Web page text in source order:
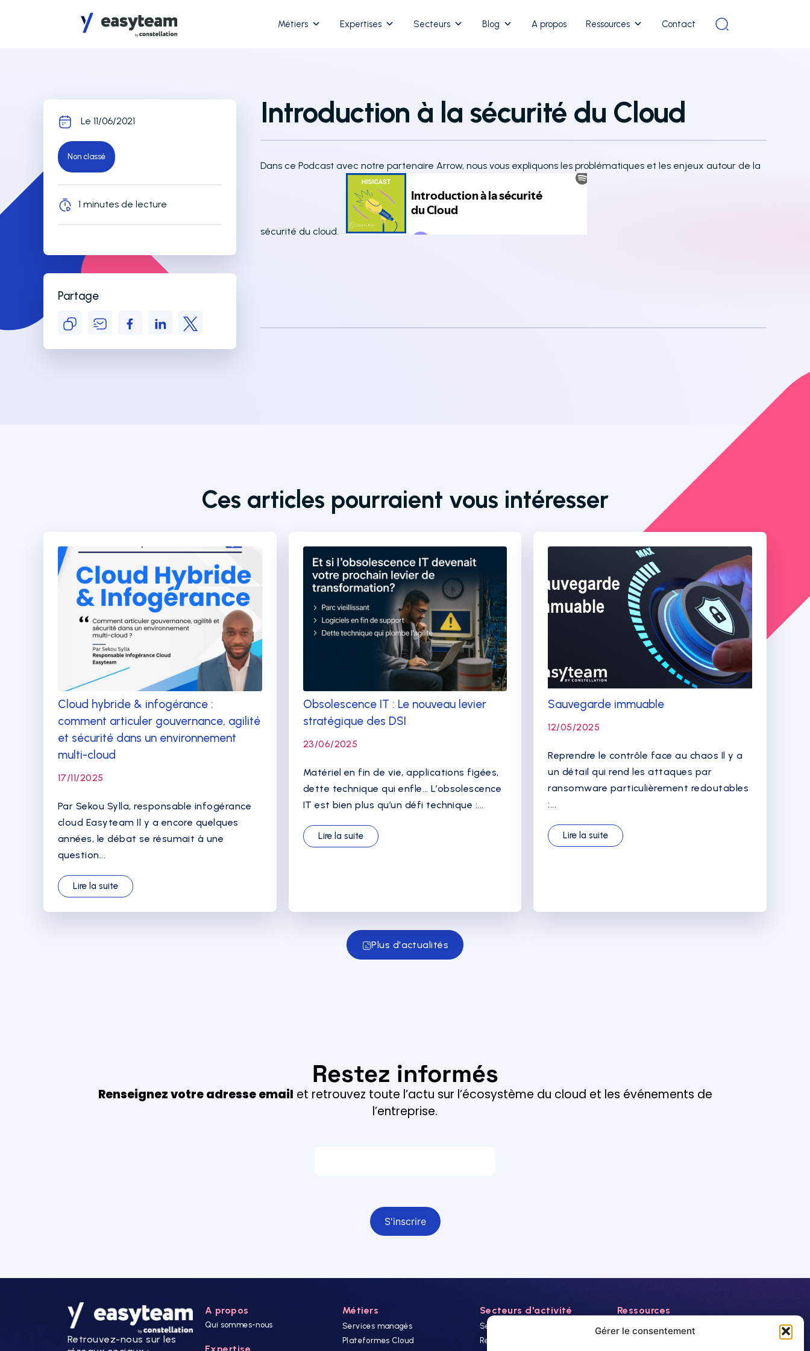
Gérer le consentement
Contact
Ressources
A propos
Blog
Secteurs
Expertises
Métiers
Le 11/06/2021
Non classé
1 minutes de lecture
Partage
Introduction à la sécurité du Cloud
Dans ce Podcast avec notre partenaire Arrow, nous vous expliquons les problématiques et les enjeux autour de la
sécurité du cloud.
Ces articles pourraient vous intéresser
Cloud hybride & infogérance :
comment articuler gouvernance, agilité
et sécurité dans un environnement
multi-cloud
17/11/2025
Par Sekou Sylla, responsable infogérance
cloud Easyteam Il y a encore quelques
années, le débat se résumait à une
question...
Lire la suite
Obsolescence IT : Le nouveau levier
stratégique des DSI
23/06/2025
Matériel en fin de vie, applications figées,
dette technique qui enfle… L’obsolescence
IT est bien plus qu’un défi technique :...
Lire la suite
Sauvegarde immuable
12/05/2025
Reprendre le contrôle face au chaos Il y a
un détail qui rend les attaques par
ransomware particulièrement redoutables
:...
Lire la suite
Plus d'actualités
Restez informés
Renseignez votre adresse email et retrouvez toute l’actu sur l’écosystème du cloud et les événements de
l’entreprise.
Retrouvez-nous sur les
A propos
Qui sommes-nous
Métiers
Services managés
Plateformes Cloud
Secteurs d'activité
Secteur Public
Retails
Ressources
Actualités